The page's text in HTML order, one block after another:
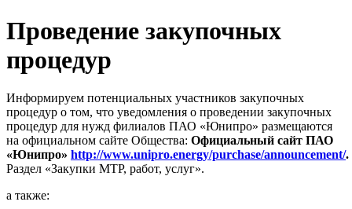
Проведение закупочных
процедур
Информируем потенциальных участников закупочных
процедур о том, что уведомления о проведении закупочных
процедур для нужд филиалов ПАО «Юнипро» размещаются
на официальном сайте Общества: Официальный сайт ПАО
«Юнипро» http://www.unipro.energy/purchase/announcement/.
Раздел «Закупки МТР, работ, услуг».
а также: